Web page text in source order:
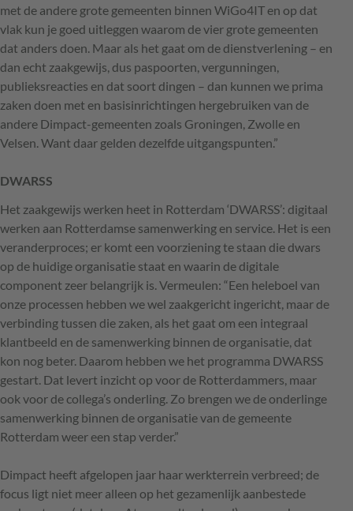
met de andere grote gemeenten binnen WiGo4IT en op dat
vlak kun je goed uitleggen waarom de vier grote gemeenten
dat anders doen. Maar als het gaat om de dienstverlening – en
dan echt zaakgewijs, dus paspoorten, vergunningen,
publieksreacties en dat soort dingen – dan kunnen we prima
zaken doen met en basisinrichtingen hergebruiken van de
andere Dimpact-gemeenten zoals Groningen, Zwolle en
Velsen. Want daar gelden dezelfde uitgangspunten.”
DWARSS
Het zaakgewijs werken heet in Rotterdam ‘DWARSS’: digitaal
werken aan Rotterdamse samenwerking en service. Het is een
veranderproces; er komt een voorziening te staan die dwars
op de huidige organisatie staat en waarin de digitale
component zeer belangrijk is. Vermeulen: “Een heleboel van
onze processen hebben we wel zaakgericht ingericht, maar de
verbinding tussen die zaken, als het gaat om een integraal
klantbeeld en de samenwerking binnen de organisatie, dat
kon nog beter. Daarom hebben we het programma DWARSS
gestart. Dat levert inzicht op voor de Rotterdammers, maar
ook voor de collega’s onderling. Zo brengen we de onderlinge
samenwerking binnen de organisatie van de gemeente
Rotterdam weer een stap verder.”
Dimpact heeft afgelopen jaar haar werkterrein verbreed; de
focus ligt niet meer alleen op het gezamenlijk aanbestede